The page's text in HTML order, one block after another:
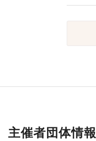
主催者団体情報